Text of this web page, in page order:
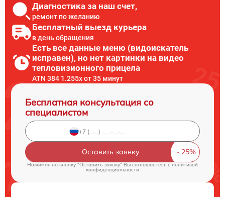
Диагностика за наш счет,
ремонт по желанию
Бесплатный выезд курьера
в день обращения
Есть все данные меню (видоискатель
исправен), но нет картинки на видео
тепловизионного прицела
ATN 384 1.255х от 35 минут
Бесплатная консультация со
специалистом
Оставить заявку
Нажимая на кнопку "Оставить заявку" Вы соглашаетесь cполитикой
конфиденциальности